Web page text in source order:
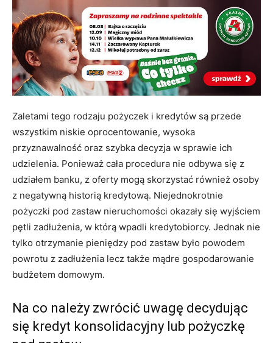
Zaletami tego rodzaju pożyczek i kredytów są przede
wszystkim niskie oprocentowanie, wysoka
przyznawalność oraz szybka decyzja w sprawie ich
udzielenia. Ponieważ cała procedura nie odbywa się z
udziałem banku, z oferty mogą skorzystać również osoby
z negatywną historią kredytową. Niejednokrotnie
pożyczki pod zastaw nieruchomości okazały się wyjściem
pętli zadłużenia, w którą wpadli kredytobiorcy. Jednak nie
tylko otrzymanie pieniędzy pod zastaw było powodem
powrotu z zadłużenia lecz także mądre gospodarowanie
budżetem domowym.
Na co należy zwrócić uwagę decydując
się kredyt konsolidacyjny lub pożyczkę